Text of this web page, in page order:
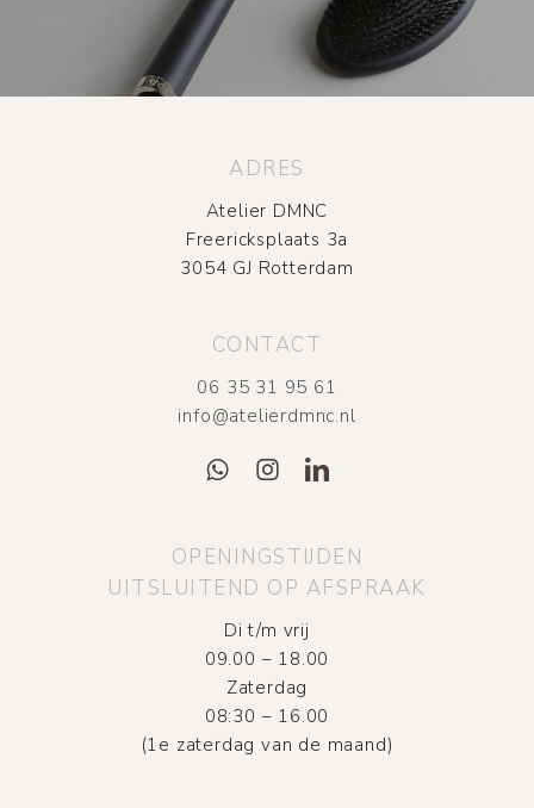
ADRES
Atelier DMNC
Freericksplaats 3a
3054 GJ Rotterdam
CONTACT
06 35 31 95 61
info@atelierdmnc.nl
OPENINGSTIJDEN
UITSLUITEND OP AFSPRAAK
Di t/m vrij
09.00 – 18.00
Zaterdag
08:30 – 16.00
(1e zaterdag van de maand)